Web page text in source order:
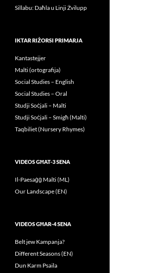
Sillabu: Daħla u Linji Żvilupp
IKTAR RIŻORSI PRIMARJA
Kantastejjer
Malti (ortografija)
Social Studies – English
Social Studies – Oral
Studji Soċjali – Malti
Studji Soċjali – Smigħ (Malti)
Taqbiliet (Nursery Rhymes)
VIDEOS GĦAT-3 SENA
Il-Paesaġġ Malti (ML)
Our Landscape (EN)
VIDEOS GĦAR-4 SENA
Belt jew Kampanja?
Different Seasons (EN)
Dun Karm Psaila